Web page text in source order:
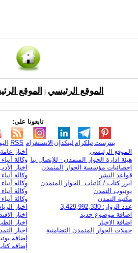
الموقع الرئيسي الموقع
تابعونا على:
RSS الانستغرام لينكدإن تيلكرامبنترست
الموقع الرئيسي
هيئة ادارة الحوار المتمدن - للإتصال بنا
إحصائيات مؤسسة الحوار المتمدن
قواعد النشر
ابرز كتاب / كاتبات الحوار المتمدن
يوتيوب التمدن
مكتبة التمدن
عدد الزوار: 3,429,992,330
اضافة موضوع جديد
اضافة الاخبار
حملات الحوار المتمدن التضامنية
أخبار عامة
وكالة
اخبار
وكالة
وكالة
وكالة
وكالة
اخبار
اخبار
اخبار
اخبار
إضافة
إضافة